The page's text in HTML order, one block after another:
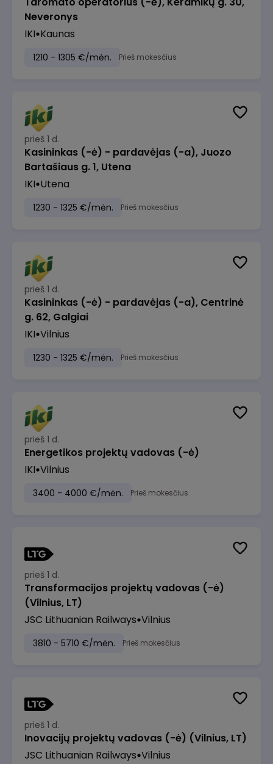
Neveronys
IKI Kaunas
1210 - 1305 €/mėn. Prieš mokesčius
prieš 1 d.
Kasininkas (-ė) - pardavėjas (-a), Juozo
Bartašiaus g. 1, Utena
IKI Utena
1230 - 1325 €/mėn. Prieš mokesčius
prieš 1 d.
Kasininkas (-ė) - pardavėjas (-a), Centrinė
g. 62, Galgiai
IKI Vilnius
1230 - 1325 €/mėn. Prieš mokesčius
prieš 1 d.
Energetikos projektų vadovas (-ė)
IKI Vilnius
3400 - 4000 €/mėn. Prieš mokesčius
prieš 1 d.
Transformacijos projektų vadovas (-ė)
(Vilnius, LT)
JSC Lithuanian Railways Vilnius
3810 - 5710 €/mėn. Prieš mokesčius
prieš 1 d.
Inovacijų projektų vadovas (-ė) (Vilnius, LT)
JSC Lithuanian Railways Vilnius